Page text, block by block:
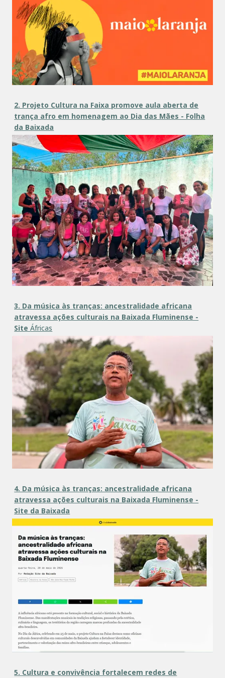
2. Projeto Cultura na Faixa promove aula aberta de
trança afro em homenagem ao Dia das Mães - Folha
da Baixada
3. Da música às tranças: ancestralidade africana
atravessa ações culturais na Baixada Fluminense -
SiteÁfricas
4. Da música às tranças: ancestralidade africana
atravessa ações culturais na Baixada Fluminense -
Site da Baixada
5. Cultura e convivência fortalecem redes de